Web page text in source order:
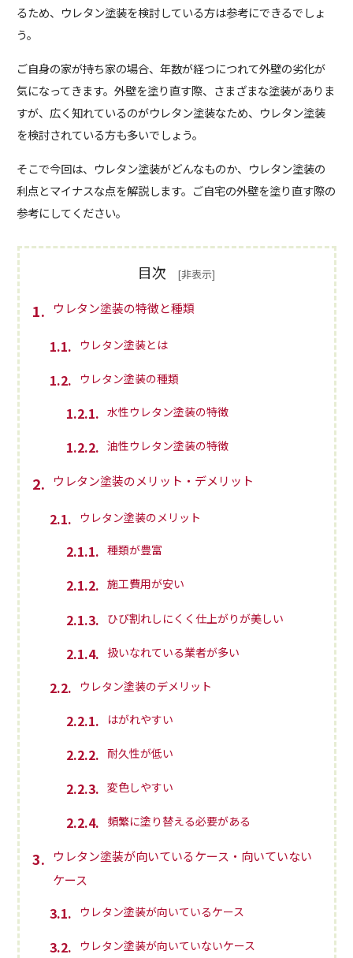
るため、ウレタン塗装を検討している方は参考にできるでしょ
う。
ご自身の家が持ち家の場合、年数が経つにつれて外壁の劣化が
気になってきます。外壁を塗り直す際、さまざまな塗装がありま
すが、広く知れているのがウレタン塗装なため、ウレタン塗装
を検討されている方も多いでしょう。
そこで今回は、ウレタン塗装がどんなものか、ウレタン塗装の
利点とマイナスな点を解説します。ご自宅の外壁を塗り直す際の
参考にしてください。
目次 [非表示]
1 ウレタン塗装の特徴と種類
1.1 ウレタン塗装とは
1.2 ウレタン塗装の種類
1.2.1 水性ウレタン塗装の特徴
1.2.2 油性ウレタン塗装の特徴
2 ウレタン塗装のメリット・デメリット
2.1 ウレタン塗装のメリット
2.1.1 種類が豊富
2.1.2 施工費用が安い
2.1.3 ひび割れしにくく仕上がりが美しい
2.1.4 扱いなれている業者が多い
2.2 ウレタン塗装のデメリット
2.2.1 はがれやすい
2.2.2 耐久性が低い
2.2.3 変色しやすい
2.2.4 頻繁に塗り替える必要がある
3
ウレタン塗装が向いているケース・向いていない
ケース
3.1 ウレタン塗装が向いているケース
3.2 ウレタン塗装が向いていないケース